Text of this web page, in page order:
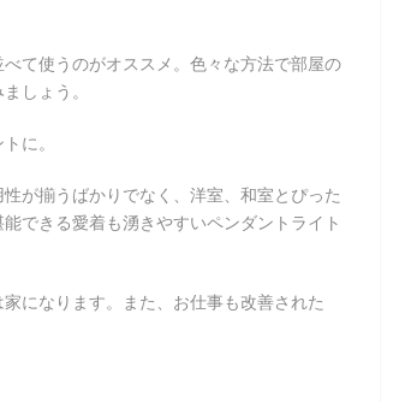
て使うのがオススメ。色々な方法で部屋の
しょう。​
に。
が揃うばかりでなく、洋室、和室とぴった
できる愛着も湧きやすいペンダントライト
になります。また、お仕事も改善された